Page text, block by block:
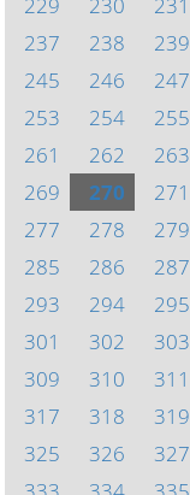
237
238 239
245
246 247
253
254 255
261
262 263
269
270 271
277
278 279
285
286 287
293
294 295
301
302 303
309
310 311
317
318 319
325
326 327